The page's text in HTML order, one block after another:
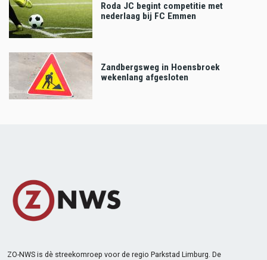
Roda JC begint competitie met
nederlaag bij FC Emmen
Zandbergsweg in Hoensbroek
wekenlang afgesloten
ZO-NWS is dè streekomroep voor de regio Parkstad Limburg. De